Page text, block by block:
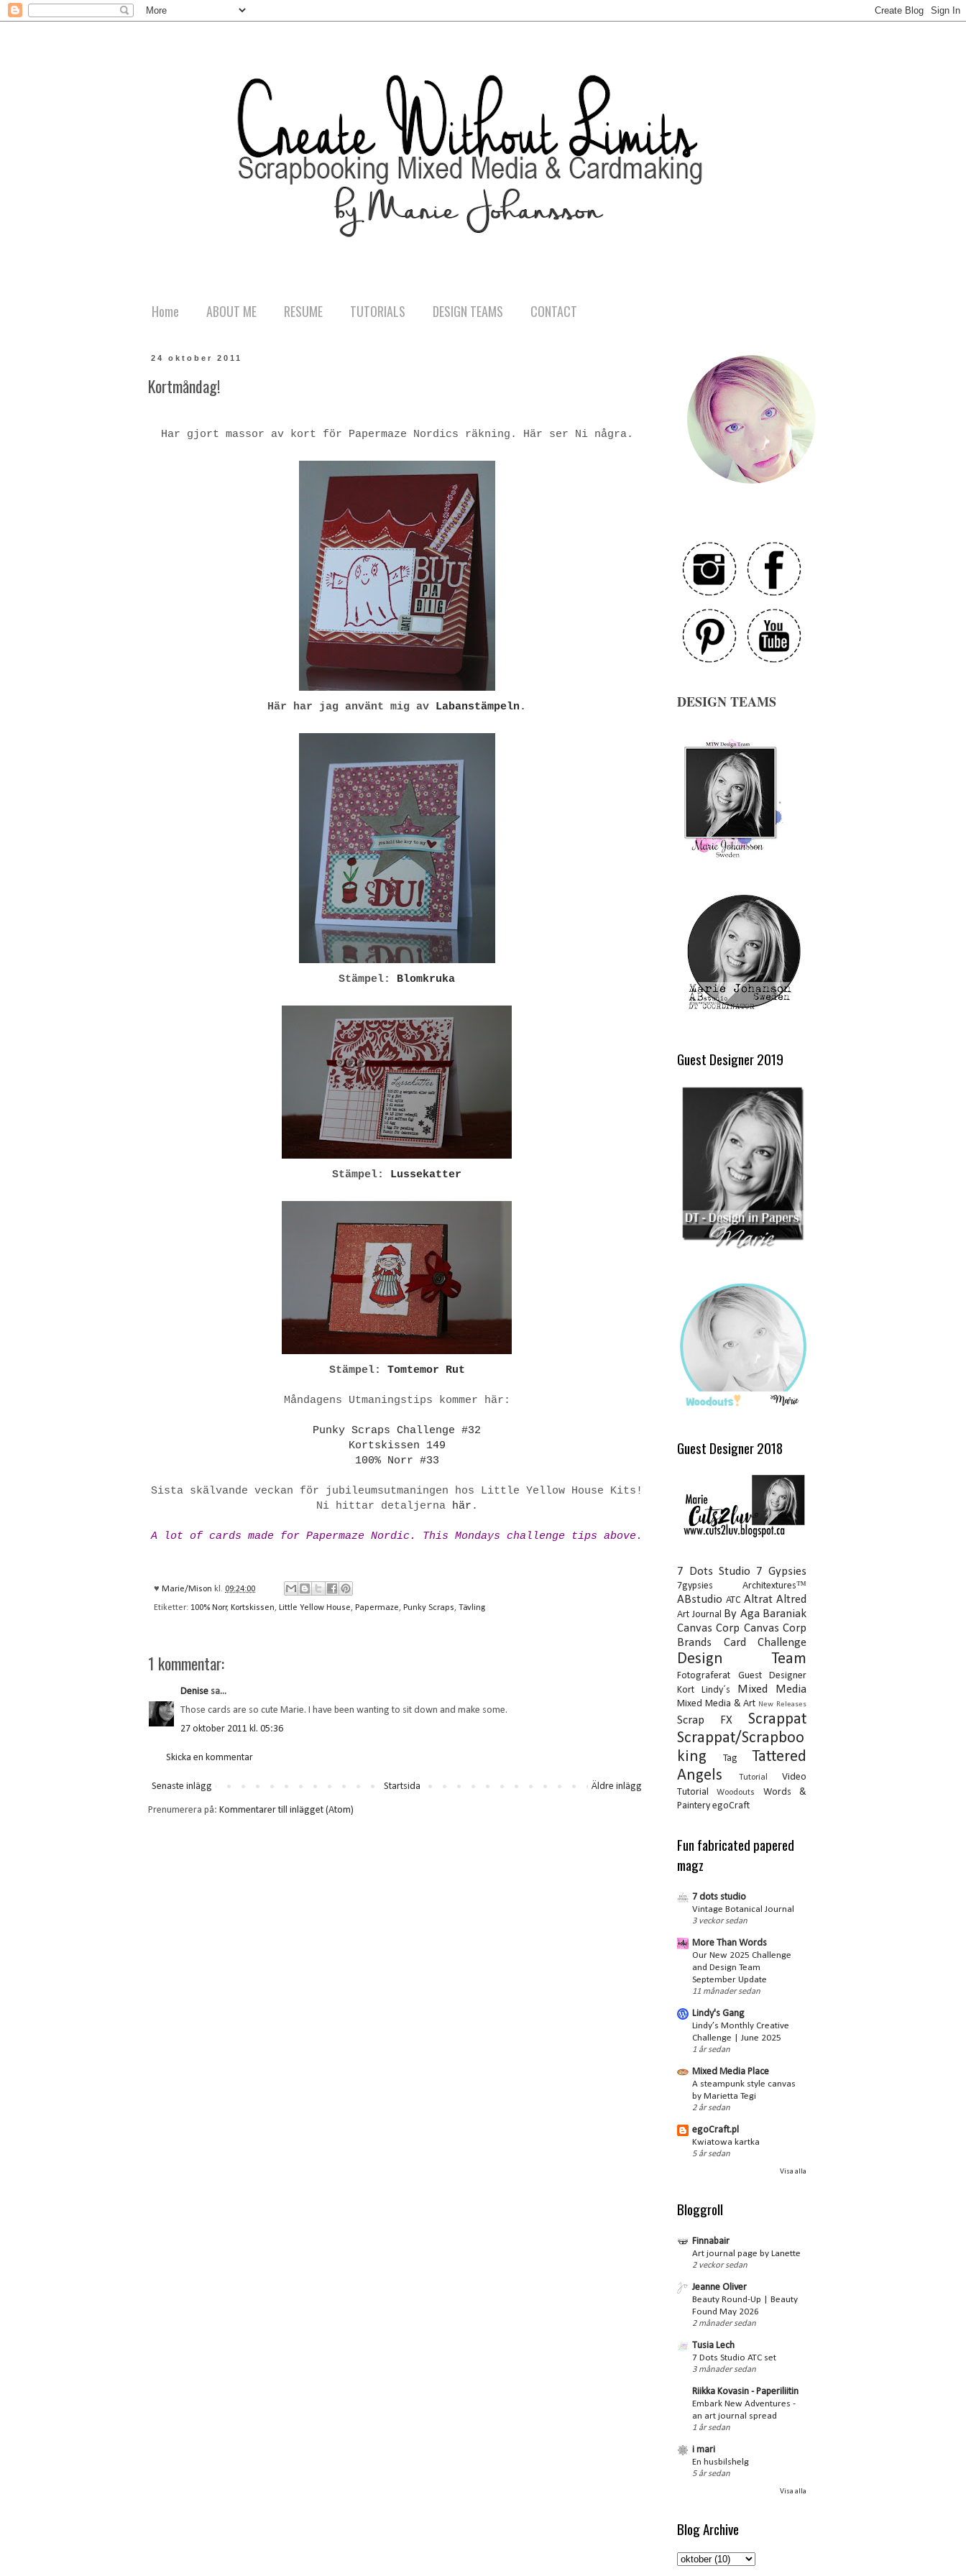
Home ABOUT ME RESUME TUTORIALS DESIGN TEAMS CONTACT
24 oktober 2011
Kortmåndag!
Har gjort massor av kort för Papermaze Nordics räkning. Här ser Ni några.
Här har jag använt mig av Labanstämpeln .
Stämpel: Blomkruka
Stämpel: Lussekatter
Stämpel: Tomtemor Rut
Måndagens Utmaningstips kommer här:
Punky Scraps Challenge #32
Kortskissen 149
100% Norr #33
Sista skälvande veckan för jubileumsutmaningen hos Little Yellow House Kits!
Ni hittar detaljerna här .
A lot of cards made for Papermaze Nordic. This Mondays challenge tips above.
♥ Marie/Mison kl. 09:24:00
Etiketter: 100% Norr, Kortskissen, Little Yellow House, Papermaze, Punky Scraps, Tävling
1 kommentar:
Denise sa...
Those cards are so cute Marie. I have been wanting to sit down and make some.
27 oktober 2011 kl. 05:36
Skicka en kommentar
Senaste inlägg Äldre inlägg
Startsida
Prenumerera på: Kommentarer till inlägget (Atom)
DESIGN TEAMS
Guest Designer 2019
Guest Designer 2018
7 Dots Studio 7 Gypsies
7gypsies Architextures™
ABstudio ATC Altrat Altred
Art Journal
By Aga Baraniak
Canvas Corp Canvas Corp
Brands
Card Challenge
Design Team
Fotograferat
Guest Designer
Kort
Lindy´s Mixed Media
Mixed Media & Art New Releases
Scrap FX
Scrappat
Scrappat/Scrapboo
king
Tag
Tattered
Angels
Tutorial
Video
Tutorial
Woodouts
Words &
Paintery egoCraft
Fun fabricated papered
magz
7 dots studio
Vintage Botanical Journal
3 veckor sedan
More Than Words
Our New 2025 Challenge
and Design Team
September Update
11 månader sedan
Lindy's Gang
Lindy’s Monthly Creative
Challenge | June 2025
1 år sedan
Mixed Media Place
A steampunk style canvas
by Marietta Tegi
2 år sedan
egoCraft.pl
Kwiatowa kartka
5 år sedan
Visa alla
Bloggroll
Finnabair
Art journal page by Lanette
2 veckor sedan
Jeanne Oliver
Beauty Round-Up | Beauty
Found May 2026
2 månader sedan
Tusia Lech
7 Dots Studio ATC set
3 månader sedan
Riikka Kovasin - Paperiliitin
Embark New Adventures -
an art journal spread
1 år sedan
i mari
En husbilshelg
5 år sedan
Visa alla
Blog Archive